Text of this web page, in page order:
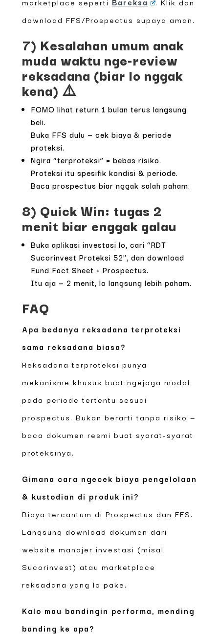
download FFS/Prospectus supaya aman.
7) Kesalahan umum anak
muda waktu nge-review
reksadana (biar lo nggak
kena) ⚠️
FOMO lihat return 1 bulan terus langsung
beli.
Buka FFS dulu — cek biaya & periode
proteksi.
Ngira “terproteksi” = bebas risiko.
Proteksi itu spesifik kondisi & periode.
Baca prospectus biar nggak salah paham.
8) Quick Win: tugas 2
menit biar enggak galau
Buka aplikasi investasi lo, cari “RDT
Sucorinvest Proteksi 52”, dan download
Fund Fact Sheet + Prospectus.
Itu aja — 2 menit, lo langsung lebih paham.
FAQ
Apa bedanya reksadana terproteksi
sama reksadana biasa?
Reksadana terproteksi punya
mekanisme khusus buat ngejaga modal
pada periode tertentu sesuai
prospectus. Bukan berarti tanpa risiko —
baca dokumen resmi buat syarat-syarat
proteksinya.
Gimana cara ngecek biaya pengelolaan
& kustodian di produk ini?
Biaya tercantum di Prospectus dan FFS.
Langsung download dokumen dari
website manajer investasi (misal
Sucorinvest) atau marketplace
reksadana yang lo pake.
Kalo mau bandingin performa, mending
banding ke apa?